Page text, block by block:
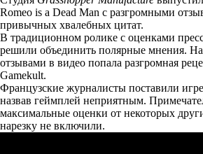
Romeo is a Dead Man с разгромными
привычных хвалебных цитат.
В традиционном ролике с оценками
решили объединить полярные мнения.
отзывами в видео попала разгромная
Gamekult.
Французские журналисты поставили игре
назвав геймплей неприятным.
максимальные оценки от некоторых
нарезку не включили.